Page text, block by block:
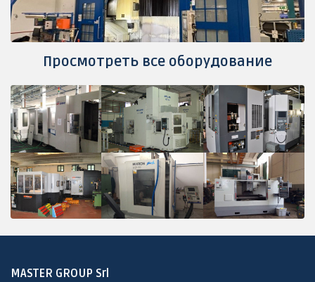
Просмотреть все оборудование
MASTER GROUP Srl